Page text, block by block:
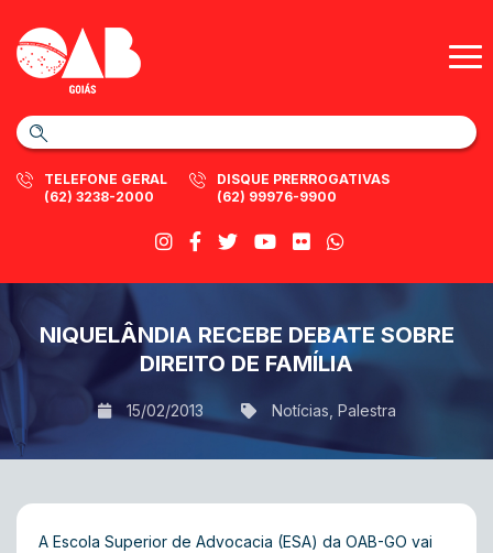
TELEFONE GERAL
(62) 3238-2000
DISQUE PRERROGATIVAS
(62) 99976-9900
NIQUELÂNDIA RECEBE DEBATE SOBRE
DIREITO DE FAMÍLIA
15/02/2013 Notícias Palestra
A Escola Superior de Advocacia (ESA) da OAB-GO vai